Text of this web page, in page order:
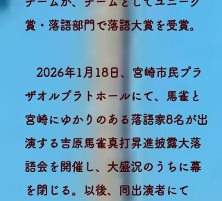
賞・落語部門で落語大賞を受賞。
2026年1月18日、宮崎市民プラ
ザオルブラトホールにて、馬雀と
宮崎にゆかりのある落語家8名が出
演する吉原馬雀真打昇進披露大落
語会を開催し、大盛況のうちに幕
を閉じる。以後、同出演者にて